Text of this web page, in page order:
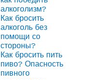
алкоголизм?
Как бросить
алкоголь без
помощи со
стороны?
Как бросить пить
пиво? Опасность
пивного